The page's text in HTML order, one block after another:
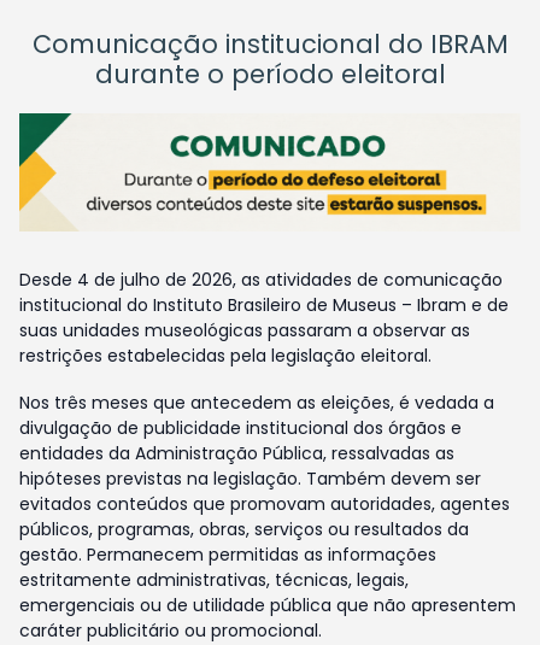
Comunicação institucional do IBRAM
durante o período eleitoral
Desde 4 de julho de 2026, as atividades de comunicação
institucional do Instituto Brasileiro de Museus – Ibram e de
suas unidades museológicas passaram a observar as
restrições estabelecidas pela legislação eleitoral.
Nos três meses que antecedem as eleições, é vedada a
divulgação de publicidade institucional dos órgãos e
entidades da Administração Pública, ressalvadas as
hipóteses previstas na legislação. Também devem ser
evitados conteúdos que promovam autoridades, agentes
públicos, programas, obras, serviços ou resultados da
gestão. Permanecem permitidas as informações
estritamente administrativas, técnicas, legais,
emergenciais ou de utilidade pública que não apresentem
caráter publicitário ou promocional.